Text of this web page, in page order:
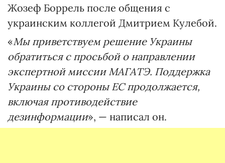
Жозеф Боррель после общения с
украинским коллегой Дмитрием Кулебой.
«Мы приветствуем решение Украины
обратиться с просьбой о направлении
экспертной миссии МАГАТЭ. Поддержка
Украины со стороны ЕС продолжается,
включая противодействие
дезинформации», — написал он.